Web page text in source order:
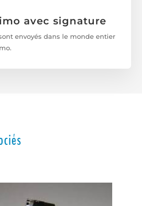
avec signature
envoyés dans le monde entier